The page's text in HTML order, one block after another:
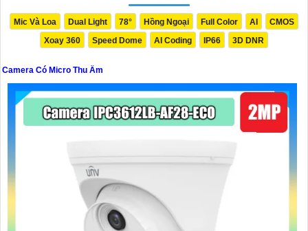
Mic Và Loa Dual Light 78° Hồng Ngoại Full Color AI
CMOS
Xoay 360
Speed Dome AI Coding IP66 3D DNR
Camera Có Micro Thu Âm